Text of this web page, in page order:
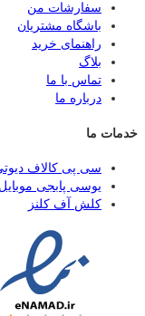
سفارشات من
باشگاه مشتریان
راهنمای خرید
بلاگ
تماس با ما
درباره ما
خدمات ما
سی پی کالاف
یوسی پابجی موبایل
کلش آف کلنز